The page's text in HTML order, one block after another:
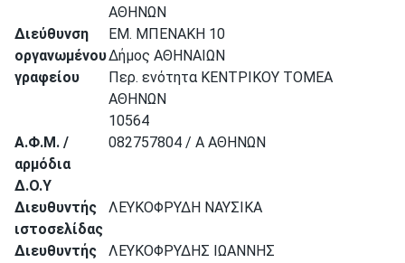
ΑΘΗΝΩΝ
Διεύθυνση
οργανωμένου
γραφείου
ΕΜ. ΜΠΕΝΑΚΗ 10
Δήμος ΑΘΗΝΑΙΩΝ
Περ. ενότητα ΚΕΝΤΡΙΚΟΥ ΤΟΜΕΑ
ΑΘΗΝΩΝ
10564
Α.Φ.Μ. /
αρμόδια
Δ.Ο.Υ
082757804 / Α ΑΘΗΝΩΝ
Διευθυντής
ιστοσελίδας
ΛΕΥΚΟΦΡΥΔΗ ΝΑΥΣΙΚΑ
Διευθυντής
ΛΕΥΚΟΦΡΥΔΗΣ ΙΩΑΝΝΗΣ